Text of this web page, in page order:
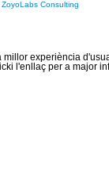
ZoyoLabs Consulting
experiència
l'enllaç per a major